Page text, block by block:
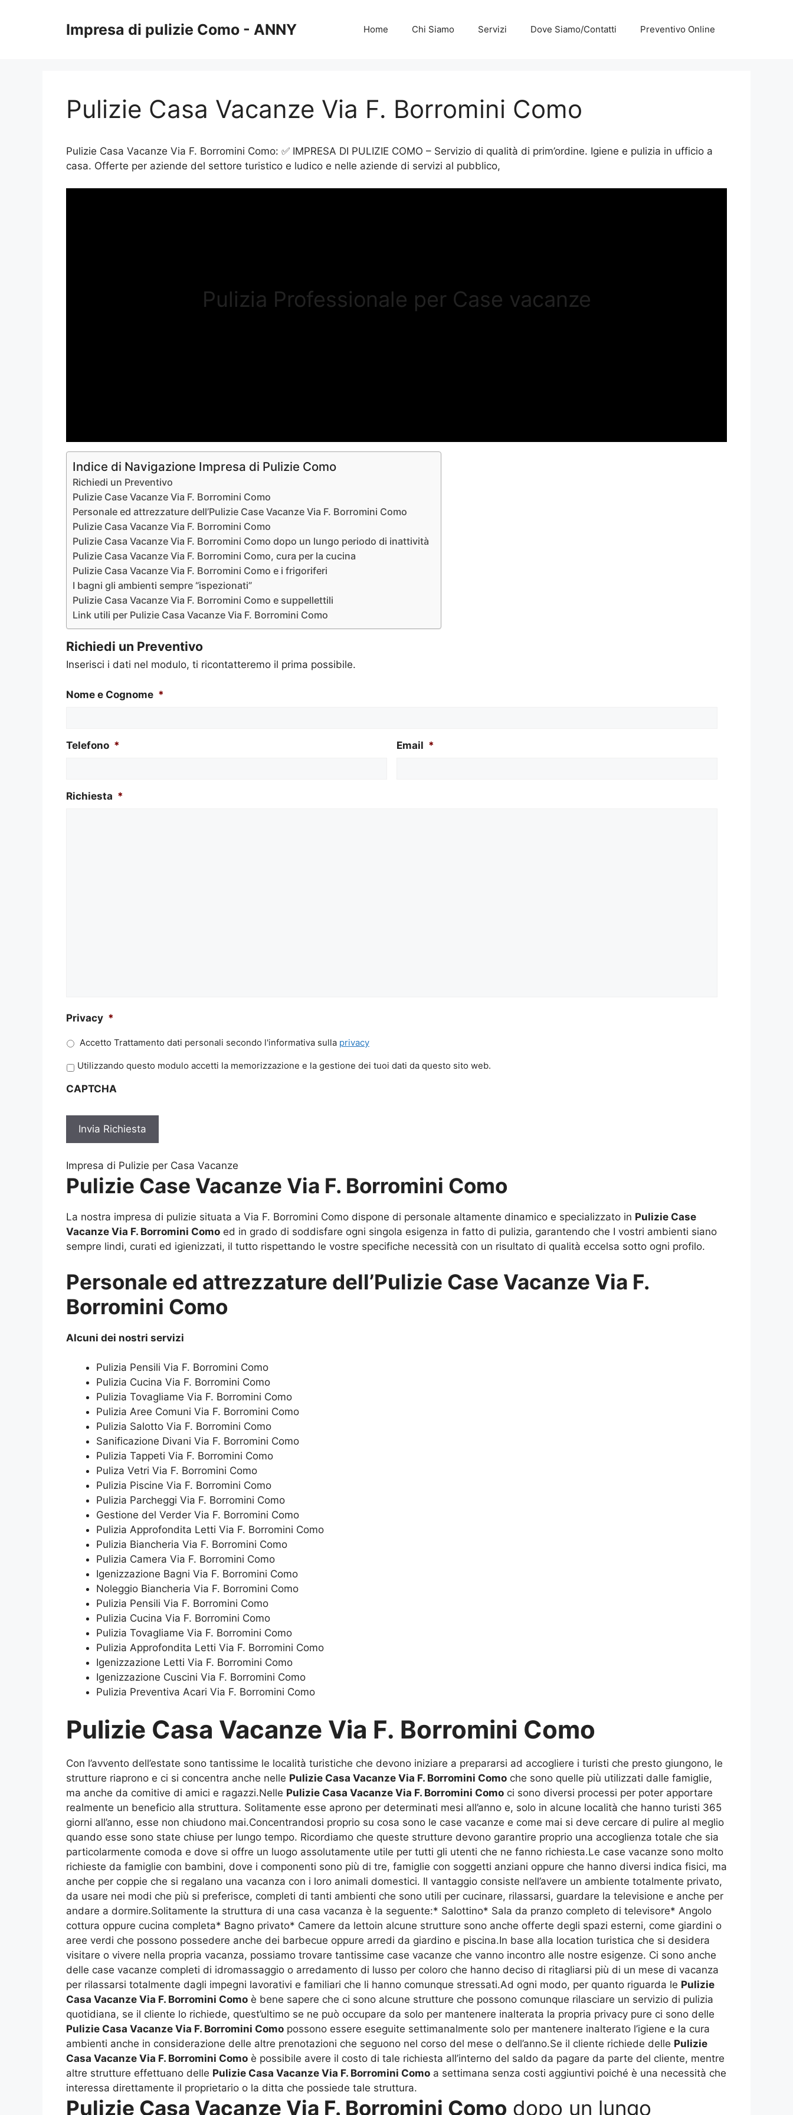
Impresa di pulizie Como - ANNY Home Chi Siamo Servizi Dove Siamo/Contatti Preventivo Online
Pulizie Casa Vacanze Via F. Borromini Como
Pulizie Casa Vacanze Via F. Borromini Como: ✅ IMPRESA DI PULIZIE COMO – Servizio di qualità di prim’ordine. Igiene e pulizia in ufficio a
casa. Offerte per aziende del settore turistico e ludico e nelle aziende di servizi al pubblico,
Pulizia Professionale per Case vacanze
Indice di Navigazione Impresa di Pulizie Como
Richiedi un Preventivo
Pulizie Case Vacanze Via F. Borromini Como
Personale ed attrezzature dell’Pulizie Case Vacanze Via F. Borromini Como
Pulizie Casa Vacanze Via F. Borromini Como
Pulizie Casa Vacanze Via F. Borromini Como dopo un lungo periodo di inattività
Pulizie Casa Vacanze Via F. Borromini Como, cura per la cucina
Pulizie Casa Vacanze Via F. Borromini Como e i frigoriferi
I bagni gli ambienti sempre “ispezionati”
Pulizie Casa Vacanze Via F. Borromini Como e suppellettili
Link utili per Pulizie Casa Vacanze Via F. Borromini Como
Richiedi un Preventivo
Inserisci i dati nel modulo, ti ricontatteremo il prima possibile.
Nome e Cognome *
Telefono * Email *
Richiesta *
Privacy *
Accetto Trattamento dati personali secondo l'informativa sulla privacy
P
i
a
y
Utilizzando questo modulo accetti la memorizzazione e la gestione dei tuoi dati da questo sito web.
CAPTCHA
Impresa di Pulizie per Casa Vacanze
Pulizie Case Vacanze Via F. Borromini Como
La nostra impresa di pulizie situata a Via F. Borromini Como dispone di personale altamente dinamico e specializzato in Pulizie Case
Vacanze Via F. Borromini Como ed in grado di soddisfare ogni singola esigenza in fatto di pulizia, garantendo che I vostri ambienti siano
sempre lindi, curati ed igienizzati, il tutto rispettando le vostre specifiche necessità con un risultato di qualità eccelsa sotto ogni profilo.
Personale ed attrezzature dell’Pulizie Case Vacanze Via F.
Borromini Como
Alcuni dei nostri servizi
Pulizia Pensili Via F. Borromini Como
Pulizia Cucina Via F. Borromini Como
Pulizia Tovagliame Via F. Borromini Como
Pulizia Aree Comuni Via F. Borromini Como
Pulizia Salotto Via F. Borromini Como
Sanificazione Divani Via F. Borromini Como
Pulizia Tappeti Via F. Borromini Como
Puliza Vetri Via F. Borromini Como
Pulizia Piscine Via F. Borromini Como
Pulizia Parcheggi Via F. Borromini Como
Gestione del Verder Via F. Borromini Como
Pulizia Approfondita Letti Via F. Borromini Como
Pulizia Biancheria Via F. Borromini Como
Pulizia Camera Via F. Borromini Como
Igenizzazione Bagni Via F. Borromini Como
Noleggio Biancheria Via F. Borromini Como
Pulizia Pensili Via F. Borromini Como
Pulizia Cucina Via F. Borromini Como
Pulizia Tovagliame Via F. Borromini Como
Pulizia Approfondita Letti Via F. Borromini Como
Igenizzazione Letti Via F. Borromini Como
Igenizzazione Cuscini Via F. Borromini Como
Pulizia Preventiva Acari Via F. Borromini Como
Pulizie Casa Vacanze Via F. Borromini Como
Con l’avvento dell’estate sono tantissime le località turistiche che devono iniziare a prepararsi ad accogliere i turisti che presto giungono, le
strutture riaprono e ci si concentra anche nelle Pulizie Casa Vacanze Via F. Borromini Como che sono quelle più utilizzati dalle famiglie,
ma anche da comitive di amici e ragazzi.Nelle Pulizie Casa Vacanze Via F. Borromini Como ci sono diversi processi per poter apportare
realmente un beneficio alla struttura. Solitamente esse aprono per determinati mesi all’anno e, solo in alcune località che hanno turisti 365
giorni all’anno, esse non chiudono mai.Concentrandosi proprio su cosa sono le case vacanze e come mai si deve cercare di pulire al meglio
quando esse sono state chiuse per lungo tempo. Ricordiamo che queste strutture devono garantire proprio una accoglienza totale che sia
particolarmente comoda e dove si offre un luogo assolutamente utile per tutti gli utenti che ne fanno richiesta.Le case vacanze sono molto
richieste da famiglie con bambini, dove i componenti sono più di tre, famiglie con soggetti anziani oppure che hanno diversi indica fisici, ma
anche per coppie che si regalano una vacanza con i loro animali domestici. Il vantaggio consiste nell’avere un ambiente totalmente privato,
da usare nei modi che più si preferisce, completi di tanti ambienti che sono utili per cucinare, rilassarsi, guardare la televisione e anche per
andare a dormire.Solitamente la struttura di una casa vacanza è la seguente:* Salottino* Sala da pranzo completo di televisore* Angolo
cottura oppure cucina completa* Bagno privato* Camere da lettoin alcune strutture sono anche offerte degli spazi esterni, come giardini o
aree verdi che possono possedere anche dei barbecue oppure arredi da giardino e piscina.In base alla location turistica che si desidera
visitare o vivere nella propria vacanza, possiamo trovare tantissime case vacanze che vanno incontro alle nostre esigenze. Ci sono anche
delle case vacanze completi di idromassaggio o arredamento di lusso per coloro che hanno deciso di ritagliarsi più di un mese di vacanza
per rilassarsi totalmente dagli impegni lavorativi e familiari che li hanno comunque stressati.Ad ogni modo, per quanto riguarda le Pulizie
Casa Vacanze Via F. Borromini Como è bene sapere che ci sono alcune strutture che possono comunque rilasciare un servizio di pulizia
quotidiana, se il cliente lo richiede, quest’ultimo se ne può occupare da solo per mantenere inalterata la propria privacy pure ci sono delle
Pulizie Casa Vacanze Via F. Borromini Como possono essere eseguite settimanalmente solo per mantenere inalterato l’igiene e la cura
ambienti anche in considerazione delle altre prenotazioni che seguono nel corso del mese o dell’anno.Se il cliente richiede delle Pulizie
Casa Vacanze Via F. Borromini Como è possibile avere il costo di tale richiesta all’interno del saldo da pagare da parte del cliente, mentre
altre strutture effettuano delle Pulizie Casa Vacanze Via F. Borromini Como a settimana senza costi aggiuntivi poiché è una necessità che
interessa direttamente il proprietario o la ditta che possiede tale struttura.
Pulizie Casa Vacanze Via F. Borromini Como dopo un lungo